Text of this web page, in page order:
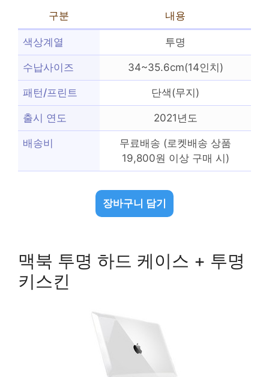
구분 내용
색상계열 투명
수납사이즈 34~35.6cm(14인치)
패턴/프린트 단색(무지)
출시 연도 2021년도
배송비
무료배송 (로켓배송 상품
19,800원 이상 구매 시)
장바구니 담기
맥북 투명 하드 케이스 + 투명
키스킨